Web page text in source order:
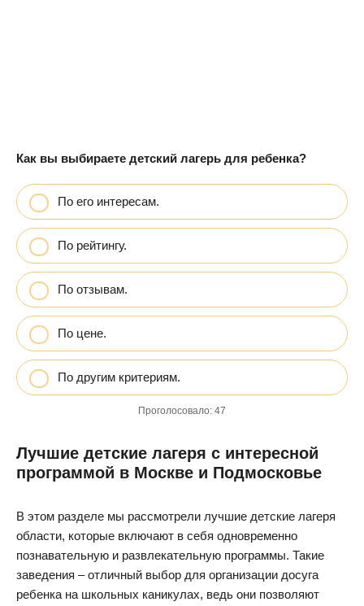
Как вы выбираете детский лагерь для ребенка?
По его интересам.
По рейтингу.
По отзывам.
По цене.
По другим критериям.
Проголосовало: 47
Лучшие детские лагеря с интересной
программой в Москве и Подмосковье
В этом разделе мы рассмотрели лучшие детские лагеря
области, которые включают в себя одновременно
познавательную и развлекательную программы. Такие
заведения – отличный выбор для организации досуга
ребенка на школьных каникулах, ведь они позволяют